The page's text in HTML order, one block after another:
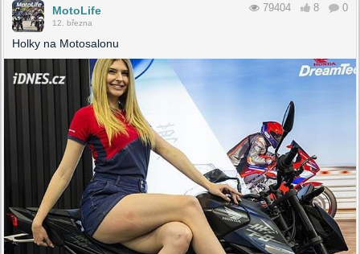
MotoLife
12. března
79404 8 0
Holky na Motosalonu